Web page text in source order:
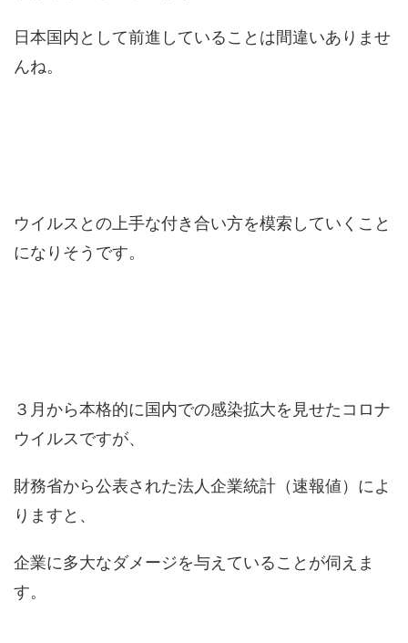
日本国内として前進していることは間違いありませ
んね。
ウイルスとの上手な付き合い方を模索していくこと
になりそうです。
３月から本格的に国内での感染拡大を見せたコロナ
ウイルスですが、
財務省から公表された法人企業統計（速報値）によ
りますと、
企業に多大なダメージを与えていることが伺えま
す。